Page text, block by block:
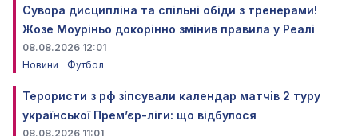
Сувора дисципліна та спільні обіди з тренерами!
Жозе Моуріньо докорінно змінив правила у Реалі
08.08.2026 12:01
Новини
Футбол
Терористи з рф зіпсували календар матчів 2 туру
української Прем’єр-ліги: що відбулося
08.08.2026 11:01